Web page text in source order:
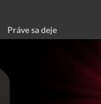
Práve sa deje